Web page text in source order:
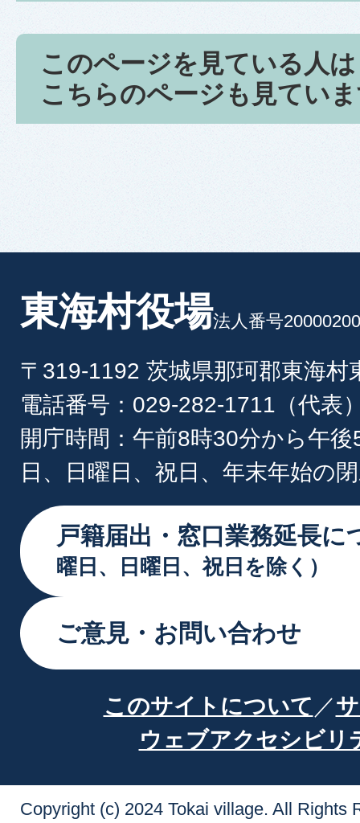
このページを見ている人は
こちらのページも見てい
東海村役場法人番号
〒319-1192 茨城県那珂郡東海村
電話番号：029-282-1711（代表
開庁時間：午前8時30分から午
日、日曜日、祝日、年末年始の
戸籍届出・窓口業務延長に
曜日、日曜日、祝日を除く）
ご意見・お問い合わせ
このサイトについて
ウェブアクセシビリ
Copyright (c) 2024 Tokai village. All Rights